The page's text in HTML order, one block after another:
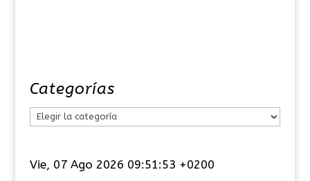
Categorías
e
Vie, 07 Ago 2026 09:51:54 +0200